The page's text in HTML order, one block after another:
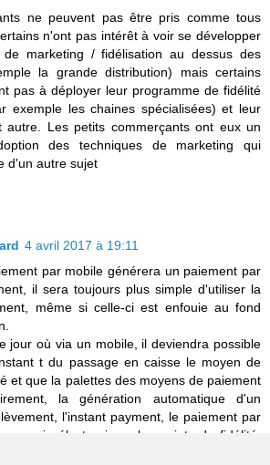
ne peuvent pas être pris comme tous
n'ont pas intérêt à voir se développer
de marketing / fidélisation au dessus des
la grande distribution) mais certains
pas à déployer leur programme de fidélité
exemple les chaines spécialisées) et leur
autre. Les petits commerçants ont eux un
des techniques de marketing qui
d'un autre sujet
4 avril 2017 à 19:11
par mobile générera un paiement par
il sera toujours plus simple d'utiliser la
même si celle-ci est enfouie au fond
jour où via un mobile, il deviendra possible
t du passage en caisse le moyen de
et que la palettes des moyens de paiement
la génération automatique d'un
l'instant payment, le paiement par
électronique, les points de fidélité,
commencer à parler du paiement mobile